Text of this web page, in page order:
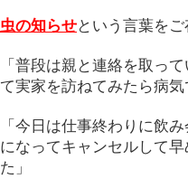
虫の知らせという言葉を
「普段は親と連絡を取っ
て実家を訪ねてみたら病
「今日は仕事終わりに飲
になってキャンセルして
た」